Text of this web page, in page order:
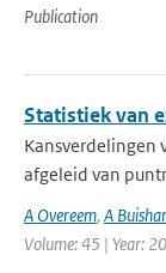
Publication
Statistiek van
Kansverdelingen
afgeleid van
A Overeem, A
Volume: 45 | Year: